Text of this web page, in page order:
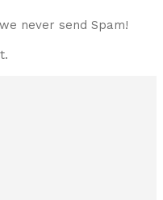
never send Spam!